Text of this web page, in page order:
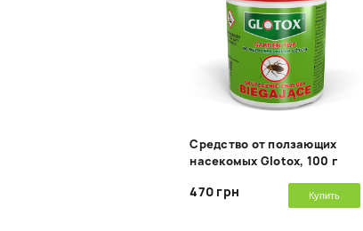
Средство от ползающих
насекомых Glotox, 100 г
470 грн Купить